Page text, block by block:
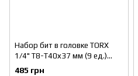
Набор бит в головке TORX
1/4" T8-T40х37 мм (9 ед.)
KING TONY (2109PR)
485 грн